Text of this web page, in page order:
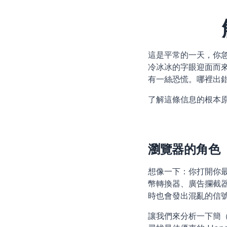
這是平常的一天，你
冷冰冰的字眼迎面而
有一絲恐慌。哪裡出
了解這條信息的根本
瀏覽器的角色
想像一下：你打開你
幣轉換器、廣告攔截
時也會發出混亂的信
讓我們來分析一下簡